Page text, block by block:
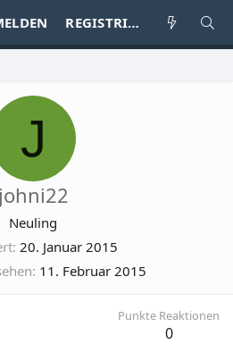
REGISTRIEREN
J
johni22
Neuling
20. Januar 2015
11. Februar 2015
Punkte Reaktionen
0